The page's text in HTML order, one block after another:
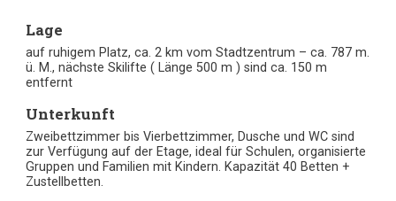
Lage
auf ruhigem Platz, ca. 2 km vom Stadtzentrum – ca. 787 m.
ü. M., nächste Skilifte ( Länge 500 m ) sind ca. 150 m
entfernt
Unterkunft
Zweibettzimmer bis Vierbettzimmer, Dusche und WC sind
zur Verfügung auf der Etage, ideal für Schulen, organisierte
Gruppen und Familien mit Kindern. Kapazität 40 Betten +
Zustellbetten.